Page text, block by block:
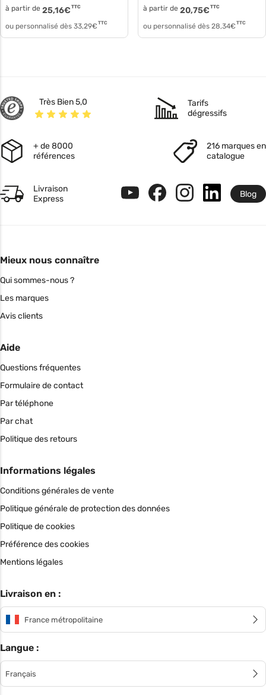
à partir de 25,16€ TTC
ou personnalisé dès 33,29€ TTC
à partir de 20,75€ TTC
ou personnalisé dès 28,34€ TTC
Très Bien 5,0
Tarifs
dégressifs
+ de 8000
références
216 marques en
catalogue
Livraison
Express
Blog
Mieux nous connaître
Qui sommes-nous ?
Les marques
Avis clients
Aide
Questions fréquentes
Formulaire de contact
Par téléphone
Par chat
Politique des retours
Informations légales
Conditions générales de vente
Politique générale de protection des données
Politique de cookies
Préférence des cookies
Mentions légales
Livraison en :
France métropolitaine
Langue :
Français